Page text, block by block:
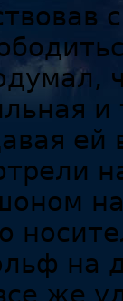
на
же